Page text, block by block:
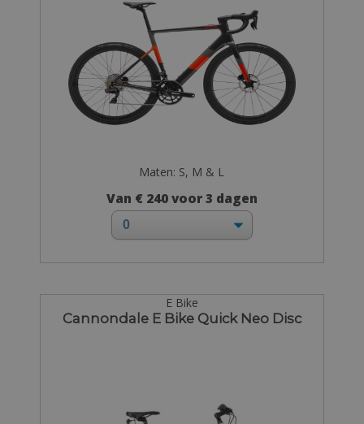
Maten: S, M & L
Van € 240 voor 3 dagen
E Bike
Cannondale E Bike Quick Neo Disc